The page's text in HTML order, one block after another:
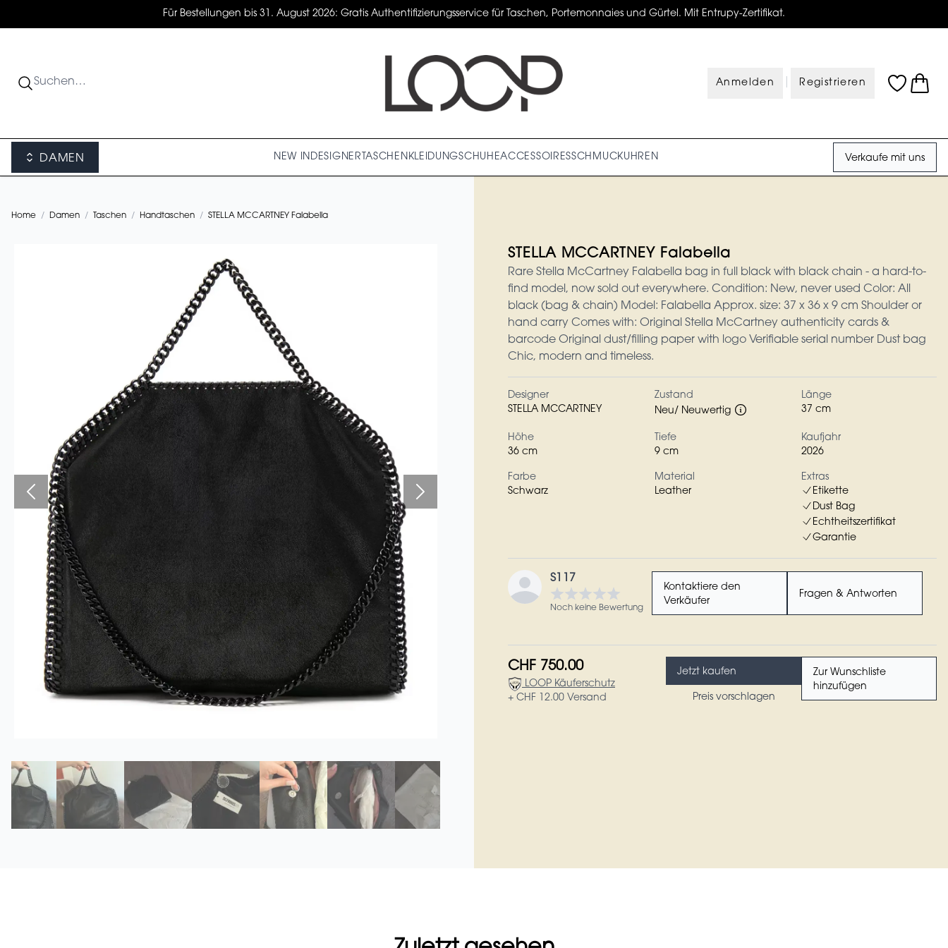
Für Bestellungen bis 31. August 2026: Gratis Authentifizierungsservice für Taschen, Portemonnaies und Gürtel. Mit Entrupy-Zertifikat.
Anmelden Registrieren
DAMEN NEW INDESIGNER TASCHENKLEIDUNGSCHUHEACCESSOIRESSCHMUCKUHREN Verkaufe mit uns
Home / Damen / Taschen / Handtaschen / STELLA MCCARTNEY Falabella
STELLA MCCARTNEY Falabella
Rare Stella McCartney Falabella bag in full black with black chain - a hard-to-
find model, now sold out everywhere. Condition: New, never used Color: All
black (bag & chain) Model: Falabella Approx. size: 37 x 36 x 9 cm Shoulder or
hand carry Comes with: Original Stella McCartney authenticity cards &
barcode Original dust/filling paper with logo Verifiable serial number Dust bag
Chic, modern and timeless.
Designer
STELLA MCCARTNEY
Zustand
Neu/ Neuwertig
Länge
37 cm
Höhe
36 cm
Tiefe
9 cm
Kaufjahr
2026
Farbe
Schwarz
Material
Leather
Extras
Etikette
Dust Bag
Echtheitszertifikat
Garantie
S117
Noch keine Bewertung
Kontaktiere den
Verkäufer
Fragen & Antworten
CHF 750.00
LOOP Käuferschutz
+ CHF 12.00 Versand
Jetzt kaufen
Preis vorschlagen
Zur Wunschliste
hinzufügen